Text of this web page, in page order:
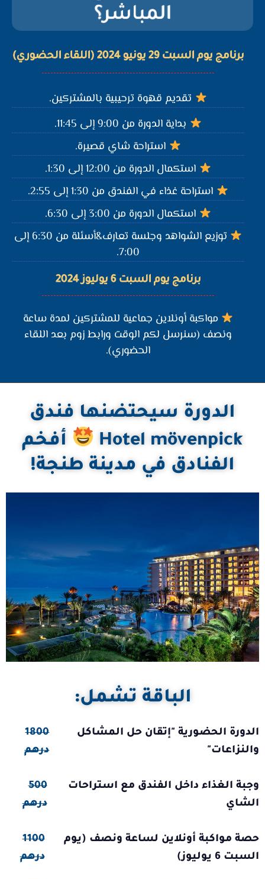
المباشر؟
المباشر؟
المباشر؟
المباشر؟
المباشر؟
المباشر؟
المباشر؟
المباشر؟
برنامج يوم السبت 29 يونيو 2024 (اللقاء الحضوري)
تقديم قهوة ترحيبية بالمشتركين.
بداية الدورة من 9:00 إلى 11:45.
استراحة شاي قصيرة.
استكمال الدورة من 12:00 إلى 1:30.
استراحة غذاء في الفندق من 1:30 إلى 2:55.
استكمال الدورة من 3:00 إلى 6:30.
توزيع الشواهد وجلسة تعارف&أسئلة من 6:30 إلى
7:00.
برنامج يوم السبت 6 يوليوز 2024
مواكبة أونلاين جماعية للمشتركين لمدة ساعة
ونصف (سنرسل لكم الوقت ورابط زوم بعد اللقاء
الحضوري).
الدورة سيحتضنها فندق
Hotel mövenpick
أفخم
الفنادق في مدينة طنجة!
الباقة تشمل:
الدورة الحضورية "إتقان حل المشاكل
والنزاعات"
1800
درهم
وجبة الغذاء داخل الفندق مع استراحات
الشاي
500
درهم
حصة مواكبة أونلاين لساعة ونصف (يوم
السبت 6 يوليوز)
1100
درهم